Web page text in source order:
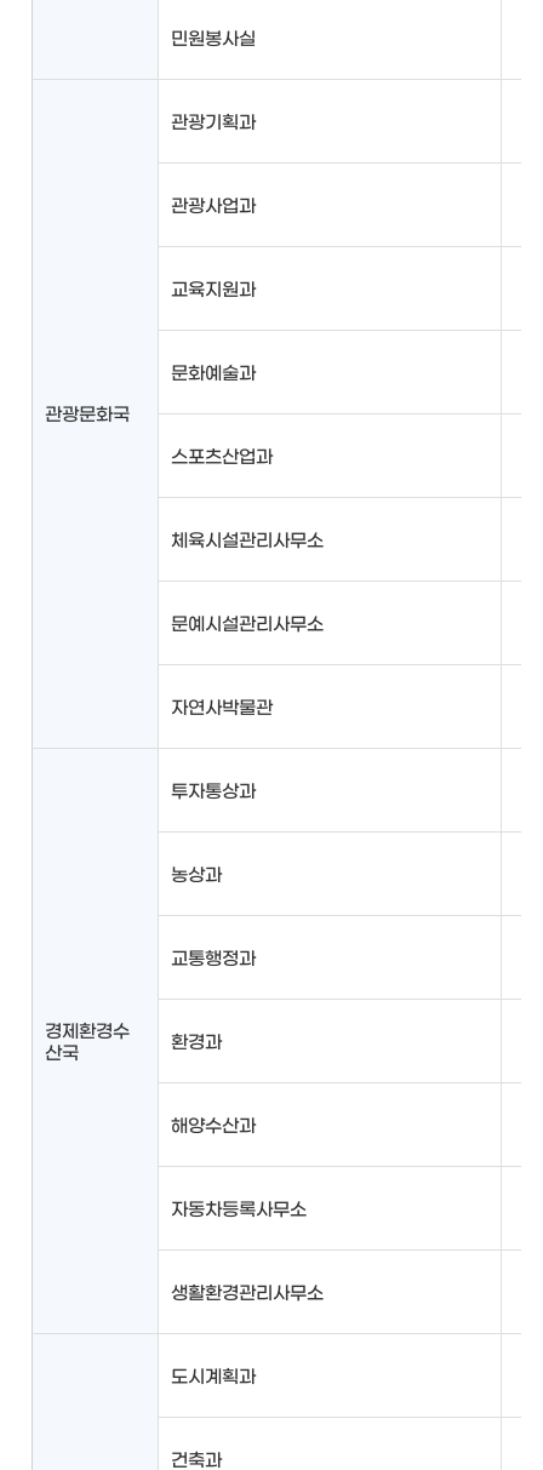
민원봉사실
관광문화국
관광기획과
관광사업과
교육지원과
문화예술과
스포츠산업과
체육시설관리사무소
문예시설관리사무소
자연사박물관
경제환경수
산국
투자통상과
농상과
교통행정과
환경과
해양수산과
자동차등록사무소
생활환경관리사무소
도시계획과
건축과